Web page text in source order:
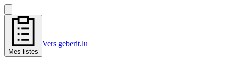
Mes listes
Vers geberit.lu